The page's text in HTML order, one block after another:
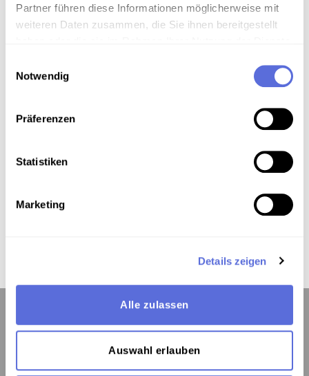
Partner führen diese Informationen möglicherweise mit
weiteren Daten zusammen, die Sie ihnen bereitgestellt
Notwendig
Präferenzen
Statistiken
Marketing
Details zeigen
Alle zulassen
Auswahl erlauben
Verortung in der digitalen Sammlung
Musik ; U-Musik Moderne Musikformen - Jazz
,
Das Medium in Onlineausstellungen